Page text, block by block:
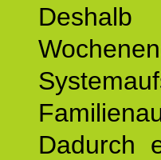
Dadurch